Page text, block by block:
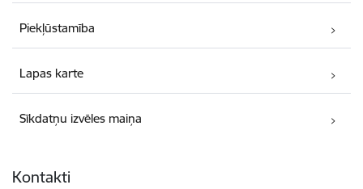
Piekļūstamība
Lapas karte
Sīkdatņu izvēles maiņa
Kontakti